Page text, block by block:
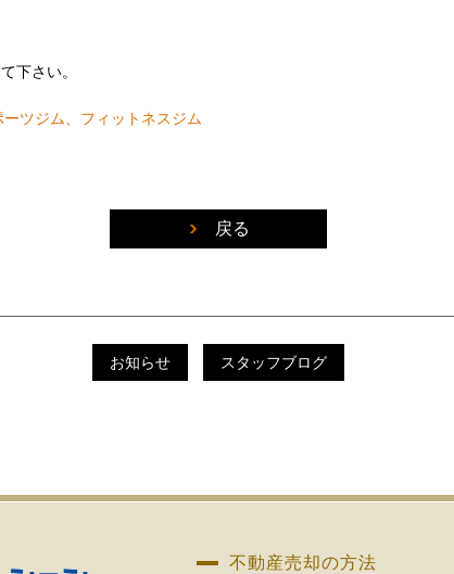
下さい。
ツジム、フィットネスジム
戻る
お知らせ スタッフブログ
不動産売却の方法